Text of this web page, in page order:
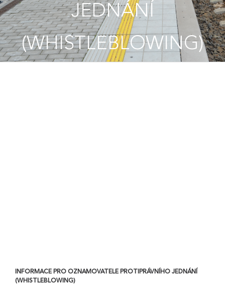
JEDNÁNÍ
(WHISTLEBLOWING)
INFORMACE PRO OZNAMOVATELE PROTIPRÁVNÍHO JEDNÁNÍ
(WHISTLEBLOWING)